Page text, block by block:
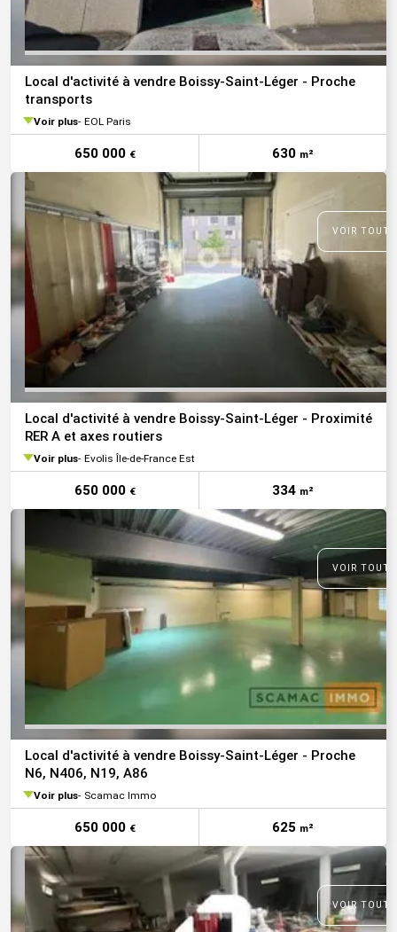
Local d'activité à vendre Boissy-Saint-Léger - Proche
transports
Voir plus EOL Paris
650 000 € 630 m²
VOIR
Local d'activité à vendre Boissy-Saint-Léger - Proximité
RER A et axes routiers
Voir plus Evolis Île-de-France Est
650 000 € 334 m²
VOIR
Local d'activité à vendre Boissy-Saint-Léger - Proche
N6, N406, N19, A86
Voir plus Scamac Immo
650 000 € 625 m²
VOIR